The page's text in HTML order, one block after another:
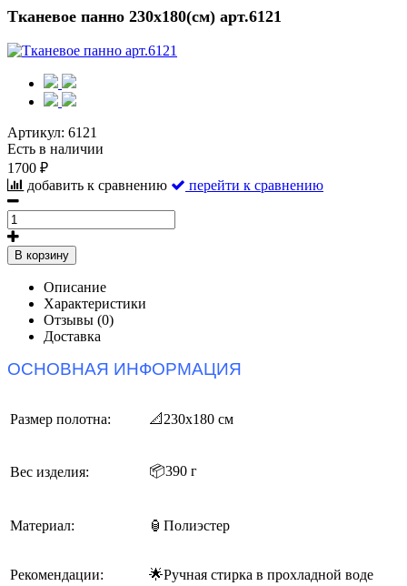
Тканевое панно 230х180(см) арт.6121
Артикул: 6121
Есть в наличии
1700 ₽
добавить к сравнению
перейти к сравнению
В корзину
Описание
Характеристики
Отзывы (0)
Доставка
ОСНОВНАЯ ИНФОРМАЦИЯ
Размер полотна: 📐230х180 см
Вес изделия: 📦390 г
Материал: 🏮Полиэстер
Рекомендации: 🌟Ручная стирка в прохладной воде